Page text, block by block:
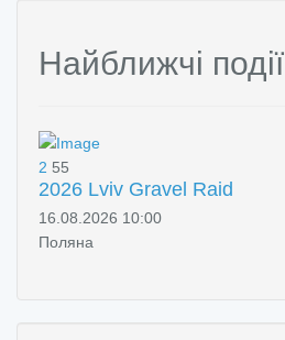
Найближчі події
2 55
2026 Lviv Gravel Raid
16.08.2026 10:00
Поляна